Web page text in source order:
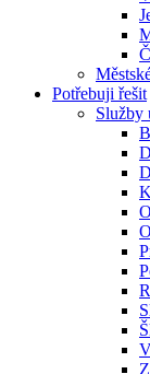
Potřebuji řešit
Služby